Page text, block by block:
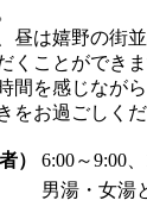
昼は嬉野の街
くことができま
間を感じなが
をお過ごしくだ
）
6:00～9:00
男湯・女湯